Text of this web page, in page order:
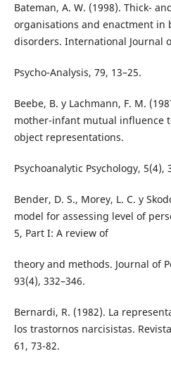
Bateman, A. W. (1998). Thick-
organisations and enactment in
disorders. International Journal
Psycho-Analysis, 79, 13–25.
Beebe, B. y Lachmann, F. M.
mother-infant mutual influence
object representations.
Psychoanalytic Psychology, 5(4),
Bender, D. S., Morey, L. C. y
model for assessing level of
5, Part I: A review of
theory and methods. Journal of
93(4), 332–346.
Bernardi, R. (1982). La
los trastornos narcisistas.
61, 73-82.